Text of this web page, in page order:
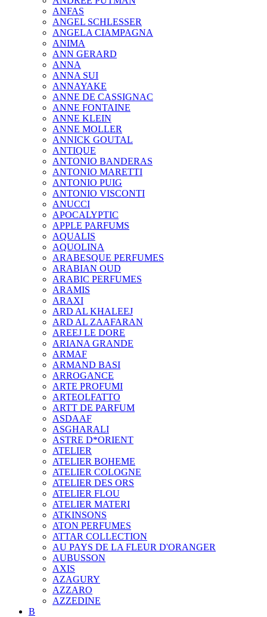
ANFAS
ANGEL SCHLESSER
ANGELA CIAMPAGNA
ANIMA
ANN GERARD
ANNA
ANNA SUI
ANNAYAKE
ANNE DE CASSIGNAC
ANNE FONTAINE
ANNE KLEIN
ANNE MOLLER
ANNICK GOUTAL
ANTIQUE
ANTONIO BANDERAS
ANTONIO MARETTI
ANTONIO PUIG
ANTONIO VISCONTI
ANUCCI
APOCALYPTIC
APPLE PARFUMS
AQUALIS
AQUOLINA
ARABESQUE PERFUMES
ARABIAN OUD
ARABIC PERFUMES
ARAMIS
ARAXI
ARD AL KHALEEJ
ARD AL ZAAFARAN
AREEJ LE DORE
ARIANA GRANDE
ARMAF
ARMAND BASI
ARROGANCE
ARTE PROFUMI
ARTEOLFATTO
ARTT DE PARFUM
ASDAAF
ASGHARALI
ASTRE D*ORIENT
ATELIER
ATELIER BOHEME
ATELIER COLOGNE
ATELIER DES ORS
ATELIER FLOU
ATELIER MATERI
ATKINSONS
ATON PERFUMES
ATTAR COLLECTION
AU PAYS DE LA FLEUR D'ORANGER
AUBUSSON
AXIS
AZAGURY
AZZARO
AZZEDINE
B